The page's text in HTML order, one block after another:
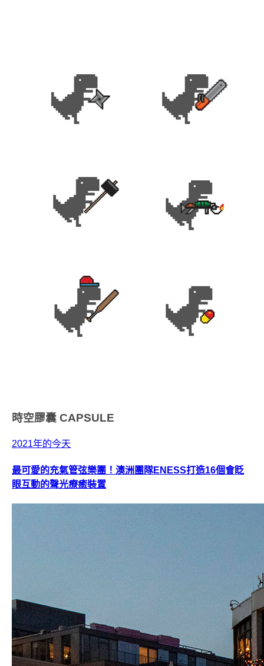
時空膠囊 CAPSULE
2021年的今天
最可愛的充氣管弦樂團！澳洲團隊ENESS打造16個會眨
眼互動的聲光療癒裝置